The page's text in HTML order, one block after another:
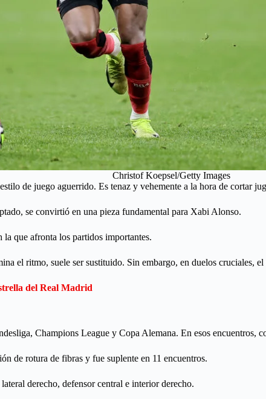
Christof Koepsel/Getty Images
de juego aguerrido. Es tenaz y vehemente a la hora de cortar
se convirtió en una pieza fundamental para Xabi Alonso.
que afronta los partidos importantes.
el ritmo, suele ser sustituido. Sin embargo, en duelos cruciales,
del Real Madrid
Champions League y Copa Alemana. En esos encuentros,
de rotura de fibras y fue suplente en 11 encuentros.
derecho, defensor central e interior derecho.